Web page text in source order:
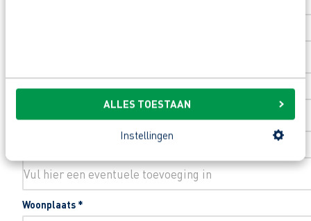
ALLES TOESTAAN
Instellingen
Huisnummer*
Woonplaats *